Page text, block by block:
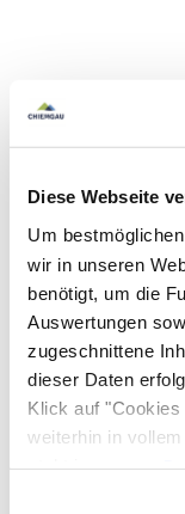
Diese Webseite
Um
wir in unseren
benötigt, um die
Auswertungen
zugeschnittene
dieser Daten
Klick auf
weiterhin in
steht in unserer